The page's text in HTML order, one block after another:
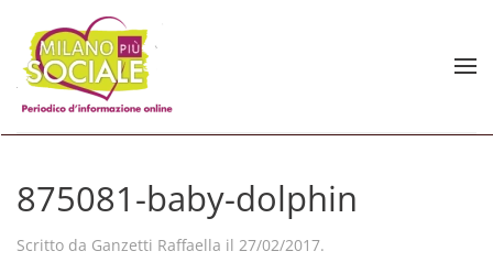
Skip to main content
875081-baby-dolphin
Scritto da Ganzetti Raffaella il 27/02/2017.